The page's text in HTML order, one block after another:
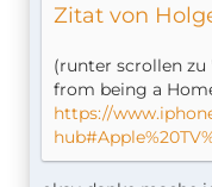
Zitat von
(runter scrollen
from being a
https://